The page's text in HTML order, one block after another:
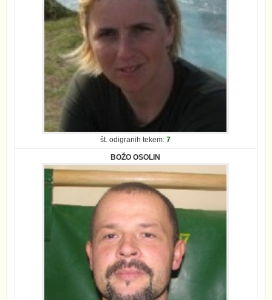
št. odigranih tekem: 7
BOŽO OSOLIN